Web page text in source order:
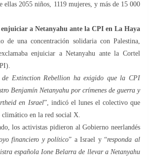
ellas 2055 niños, 1119 mujeres, y más de 15 000
enjuiciar a Netanyahu ante la CPI en La Haya
de una concentración solidaria con Palestina,
enjuiciar a Netanyahu ante la Cortel
Extinction Rebellion ha exigido que la CPI
Benjamín Netanyahu por crímenes de guerra y
en Israel”, indicó el lunes el colectivo que
en la red social X.
los activistas pidieron al Gobierno neerlandés
financiero y político” a Israel y “responda al
española Ione Belarra de llevar a Netanyahu